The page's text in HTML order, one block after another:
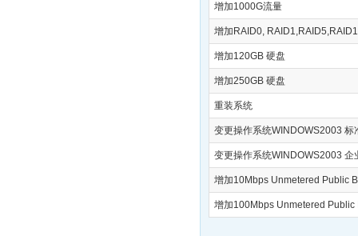
增加1000G流量
增加RAID0,
增加120GB 硬盘
增加250GB 硬盘
重装系统
变更操作系统WINDOWS2003 标
变更操作系统WINDOWS2003 企
增加10Mbps Unmetered Public
增加100Mbps Unmetered Public